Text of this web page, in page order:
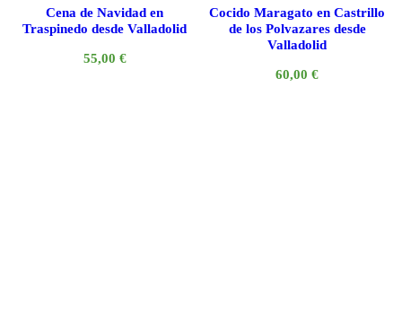
Cena de Navidad en
Traspinedo desde Valladolid
55,00 €
Cocido Maragato en Castrillo
de los Polvazares desde
Valladolid
60,00€